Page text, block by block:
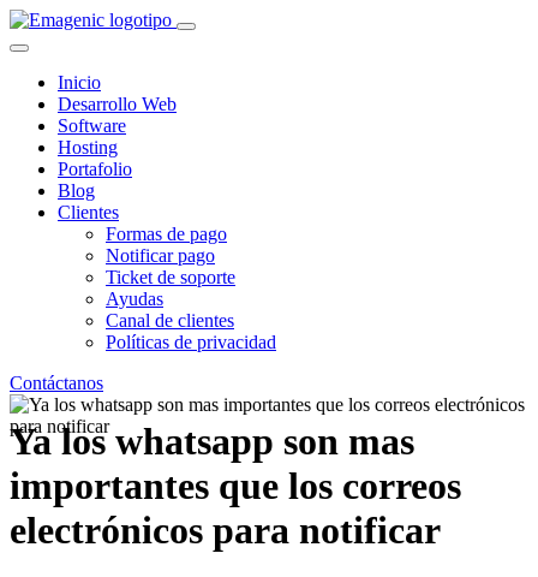
Inicio
Desarrollo Web
Software
Hosting
Portafolio
Blog
Clientes
Formas de pago
Notificar pago
Ticket de soporte
Ayudas
Canal de clientes
Políticas de privacidad
Contáctanos
Ya los whatsapp son mas
importantes que los correos
electrónicos para notificar